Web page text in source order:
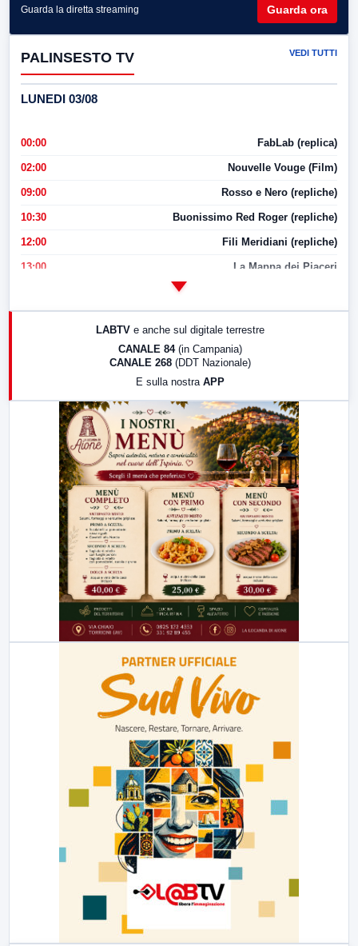
Guarda la diretta streaming Guarda ora
PALINSESTO TV VEDI TUTTI
LUNEDI 03/08
00:00 FabLab (replica)
02:00 Nouvelle Vouge (Film)
09:00 Rosso e Nero (repliche)
10:30 Buonissimo Red Roger (repliche)
12:00 Fili Meridiani (repliche)
13:00 La Mappa dei Piaceri
LabNews (replica)
LABTV e anche sul digitale terrestre
CANALE 84 (in Campania)
CANALE 268 (DDT Nazionale)
E sulla nostra APP